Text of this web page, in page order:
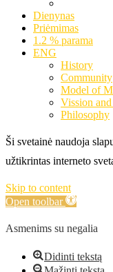
Dienynas
Priėmimas
1.2 % parama
ENG
History
Community
Model of
Vission
Philosophy
Ši svetainė naudoja
užtikrintas interneto
Skip to content
Open toolbar
Asmenims su negalia
Didinti tekstą